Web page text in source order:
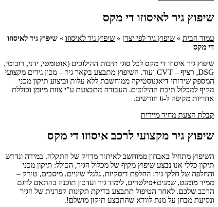
שיפוץ גיר לאיסוזו די מקס
עמוד הבית » שיפוץ גיר לפי יצרן » שיפוץ גיר לאיסוזו » שיפוץ גיר לאיסוזו
די מקס
שיפוץ גיר איסוזו די מקס לכל סוגי תיבות ההילוכים (אוטומטי, ידני, רובוטי,
DSG, רציף – CVT ועוד. השיפוץ מתבצע בקאר גיר – מכון גירים מקצועי
המספק שירותי דיאגנוסטיקה ממוחשבת ללא עלות וביצוע תיקון מכני
מקיף למכלול תיבת ההילוכים. העבודה מתבצעת ע”י צוות מיומן וכוללת
אחריות מקיפה ל-6 חודשים.
קבלת הצעת מחיר מיידית
שיפוץ גיר מקצועי לרכב איסוזו די מקס
השיפוץ מתחיל באבחון ממוחשב לאיתור מדויק של התקלה. במידה ונדרש
תיקון כללי אנו נבצע שיפוץ מקיף של מכלול הגיר, הכולל: תיקון מכני
והחלפה של חלקי גיר: החלפת דיסקיות, גלגלי שיניים, מיסבים, טורק –
ממיר מומנט, שמנים+פילטרים, לימוד גיר ועדכון תוכנה בהתאם לדגם
הרכב שלכם. לאחר הטיפול תתבצע בדיקת תקינות קפדנית של הגיר
ונסיעת מבחן על מנת לוודא שהתבצע תיקון מושלם!.